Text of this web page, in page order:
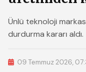
Ünlü teknoloji
durdurma kararı aldı.
09 Temmuz 2026,